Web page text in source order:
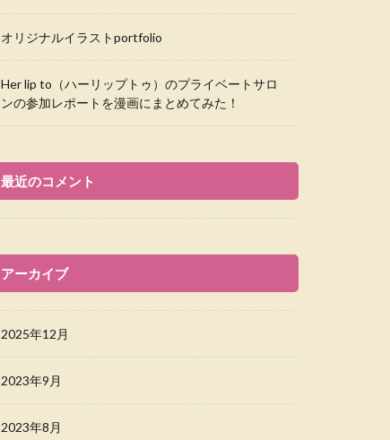
オリジナルイラストportfolio
Her lip to（ハーリップトゥ）のプライベートサロ
ンの参加レポートを漫画にまとめてみた！
最近のコメント
アーカイブ
2025年12月
2023年9月
2023年8月